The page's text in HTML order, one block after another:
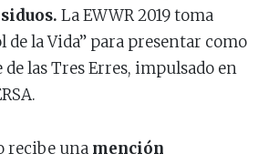
La EWWR 2019 toma
de la Vida” para presentar como
de las Tres Erres, impulsado en
recibe una mención